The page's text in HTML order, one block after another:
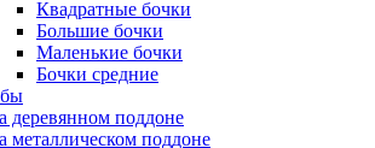
Квадратные бочки
Большие бочки
Маленькие бочки
Бочки средние
деревянном поддоне
металлическом поддоне